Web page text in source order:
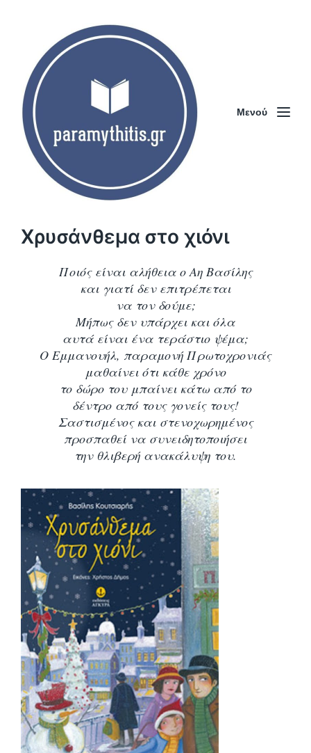
Μενού
Χρυσάνθεμα στο χιόνι
Ποιός είναι αλήθεια ο Αη Βασίλης
και γιατί δεν επιτρέπεται
να τον δούμε;
Μήπως δεν υπάρχει και όλα
αυτά είναι ένα τεράστιο ψέμα;
Ο Εμμανουήλ, παραμονή Πρωτοχρονιάς
μαθαίνει ότι κάθε χρόνο
το δώρο του μπαίνει κάτω από το
δέντρο από τους γονείς τους!
Σαστισμένος και στενοχωρημένος
προσπαθεί να συνειδητοποιήσει
την θλιβερή ανακάλυψη του.